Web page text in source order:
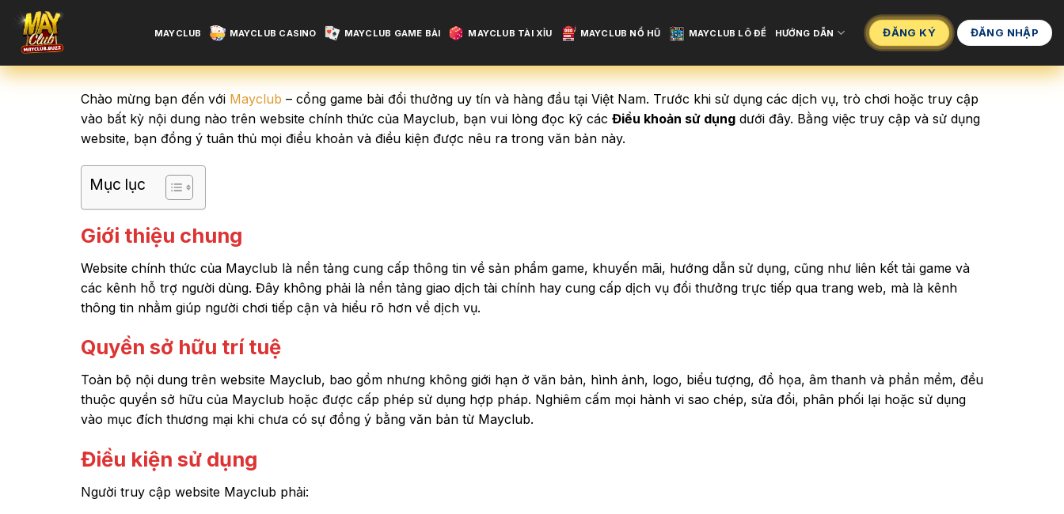
Chuyển
đến
dung
MAYCLUB MAYCLUB CASINO MAYCLUB GAME BÀI MAYCLUB TÀI XỈU MAYCLUB NỔ HŨ MAYCLUB LÔ ĐỀ HƯỚNG DẪN ĐĂNG KÝ ĐĂNG NHẬP
Chào mừng bạn đến với Mayclub – cổng game bài đổi thưởng uy tín và hàng đầu tại Việt Nam. Trước khi sử dụng các dịch vụ, trò chơi hoặc truy cập
vào bất kỳ nội dung nào trên website chính thức của Mayclub, bạn vui lòng đọc kỹ các Điều khoản sử dụng dưới đây. Bằng việc truy cập và sử dụng
website, bạn đồng ý tuân thủ mọi điều khoản và điều kiện được nêu ra trong văn bản này.
Mục lục
Giới thiệu chung
Website chính thức của Mayclub là nền tảng cung cấp thông tin về sản phẩm game, khuyến mãi, hướng dẫn sử dụng, cũng như liên kết tải game và
các kênh hỗ trợ người dùng. Đây không phải là nền tảng giao dịch tài chính hay cung cấp dịch vụ đổi thưởng trực tiếp qua trang web, mà là kênh
thông tin nhằm giúp người chơi tiếp cận và hiểu rõ hơn về dịch vụ.
Quyền sở hữu trí tuệ
Toàn bộ nội dung trên website Mayclub, bao gồm nhưng không giới hạn ở văn bản, hình ảnh, logo, biểu tượng, đồ họa, âm thanh và phần mềm, đều
thuộc quyền sở hữu của Mayclub hoặc được cấp phép sử dụng hợp pháp. Nghiêm cấm mọi hành vi sao chép, sửa đổi, phân phối lại hoặc sử dụng
vào mục đích thương mại khi chưa có sự đồng ý bằng văn bản từ Mayclub.
Điều kiện sử dụng
Người truy cập website Mayclub phải: